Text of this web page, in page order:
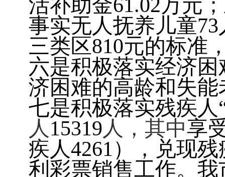
活补助金61.02万元
事实无人抚养儿童73
三类区810元的标准
六是积极落实经济
济困难的高龄和失能
七是积极落实残疾
人 15319人，其中享
疾人4261），兑现残
利彩票销售工作。